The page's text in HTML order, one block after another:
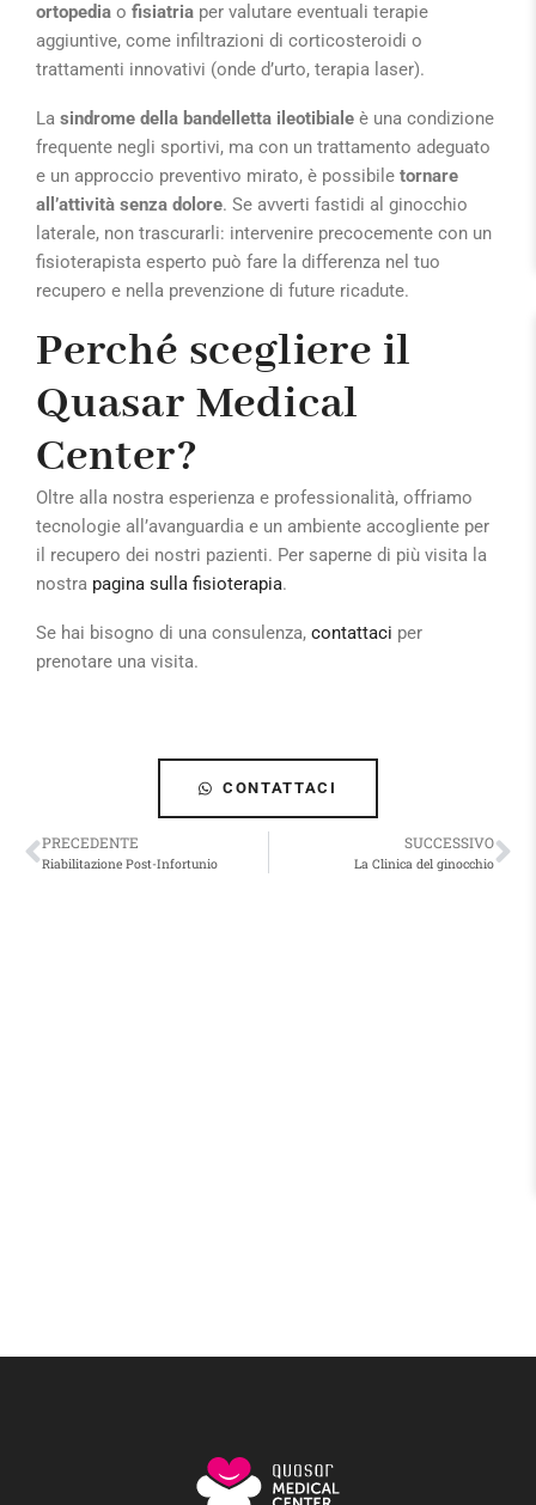
ortopedia o fisiatria per valutare eventuali terapie
aggiuntive, come infiltrazioni di corticosteroidi o
trattamenti innovativi (onde d’urto, terapia laser).
La sindrome della bandelletta ileotibiale è una condizione
frequente negli sportivi, ma con un trattamento adeguato
e un approccio preventivo mirato, è possibile tornare
all’attività senza dolore. Se avverti fastidi al ginocchio
laterale, non trascurarli: intervenire precocemente con un
fisioterapista esperto può fare la differenza nel tuo
recupero e nella prevenzione di future ricadute.
Perché scegliere il
Quasar Medical
Center?
Oltre alla nostra esperienza e professionalità, offriamo
tecnologie all’avanguardia e un ambiente accogliente per
il recupero dei nostri pazienti. Per saperne di più visita la
nostra pagina sulla fisioterapia.
Se hai bisogno di una consulenza, contattaci per
prenotare una visita.
CONTATTACI
PRECEDENTE
Riabilitazione Post-Infortunio
SUCCESSIVO
La Clinica del ginocchio